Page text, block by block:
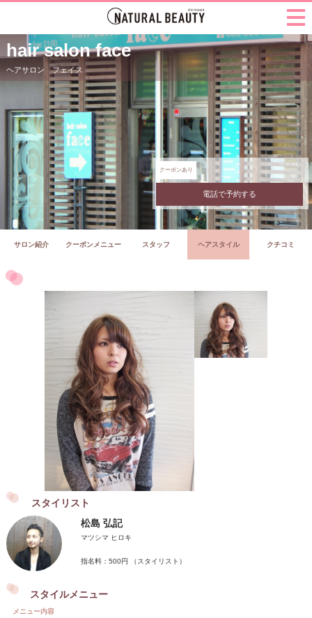
hair salon face
ヘアサロン フェイス
クーポンあり
電話で予約する
サロン紹介 クーポンメニュー スタッフ ヘアスタイル クチコミ
スタイリスト
松島 弘記
マツシマ ヒロキ
指名料：500円 （スタイリスト）
スタイルメニュー
メニュー内容